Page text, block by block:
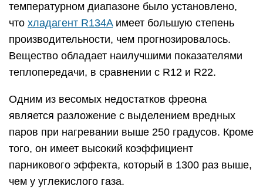
температурном диапазоне было установлено,
что хладагент R134Aимеет большую степень
производительности, чем прогнозировалось.
Вещество обладает наилучшими показателями
теплопередачи, в сравнении с R12 и R22.
Одним из весомых недостатков фреона
является разложение с выделением вредных
паров при нагревании выше 250 градусов. Кроме
того, он имеет высокий коэффициент
парникового эффекта, который в 1300 раз выше,
чем у углекислого газа.